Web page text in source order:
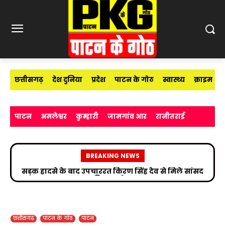
छत्तीसगढ़ देश दुनिया प्रदेश पाटन के गोठ स्वास्थ्य क्राइम
पाटन अमलेश्वर कुम्हारी जामगांव आर रानीतराई
BREAKING NEWS
सड़क हादसे के बाद उपचाररत किरण सिंह देव से मिले सांसद
विजय बघेल
छत्तीसगढ़ पाटन के गोठ पाटन